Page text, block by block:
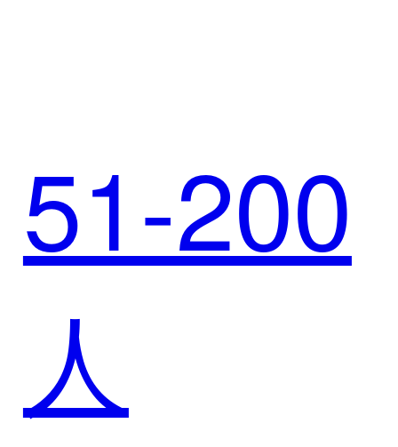
例：迈
富时赋
51-200
人